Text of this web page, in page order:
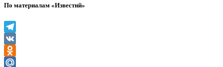
По материалам «Известий»
Telegram
VK
Odnoklassniki